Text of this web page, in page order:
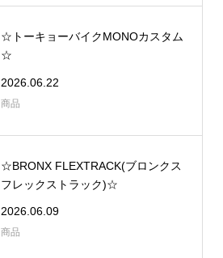
☆トーキョーバイクMONOカスタム
☆
2026.06.22
商品
☆BRONX FLEXTRACK(ブロンクス
フレックストラック)☆
2026.06.09
商品